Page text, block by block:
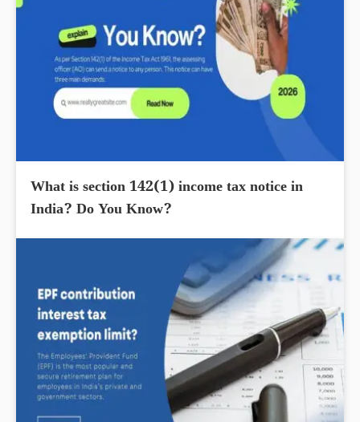
What is section 142(1) income tax notice in
India? Do You Know?